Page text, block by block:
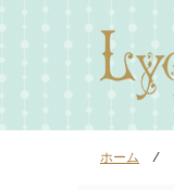
ホーム ⁄